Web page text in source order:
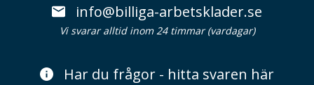
info@billiga-arbetsklader.se
Vi svarar alltid inom 24 timmar (vardagar)
Har du frågor - hitta svaren här